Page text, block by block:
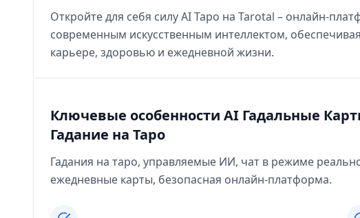
Откройте для себя силу AI Таро на Tarotal – онлайн-
современным искусственным интеллектом,
карьере, здоровью и ежедневной жизни.
Ключевые особенности AI Гадальные
Гадание на Таро
Гадания на таро, управляемые ИИ, чат в режиме
ежедневные карты, безопасная онлайн-платформа.